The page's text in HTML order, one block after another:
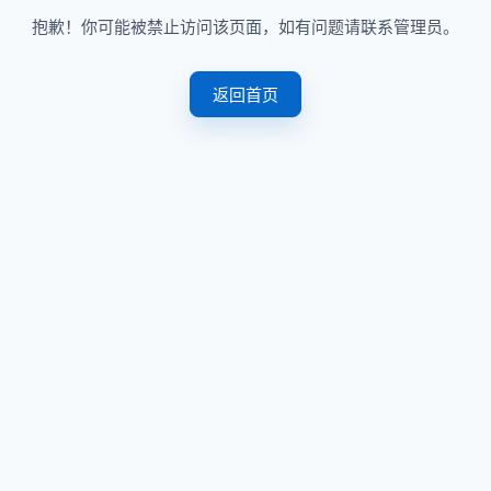
抱歉！你可能被禁止访问该页面，如有问题请联系管理员。
返回首页